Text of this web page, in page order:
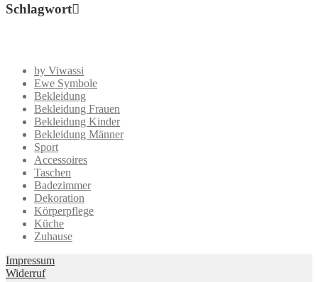
Schlagwort
by Viwassi
Ewe Symbole
Bekleidung
Bekleidung Frauen
Bekleidung Kinder
Bekleidung Männer
Sport
Accessoires
Taschen
Badezimmer
Dekoration
Körperpflege
Küche
Zuhause
Impressum
Widerruf